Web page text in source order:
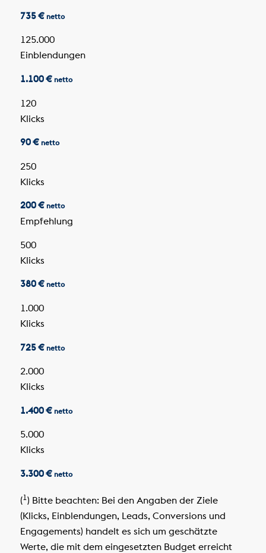
735 € netto
125.000
Einblendungen
1.100 € netto
120
Klicks
90 € netto
250
Klicks
200 € netto
Empfehlung
500
Klicks
380 € netto
1.000
Klicks
725 € netto
2.000
Klicks
1.400 € netto
5.000
Klicks
3.300 € netto
(1) Bitte beachten: Bei den Angaben der Ziele
(Klicks, Einblendungen, Leads, Conversions und
Engagements) handelt es sich um geschätzte
Werte, die mit dem eingesetzten Budget erreicht